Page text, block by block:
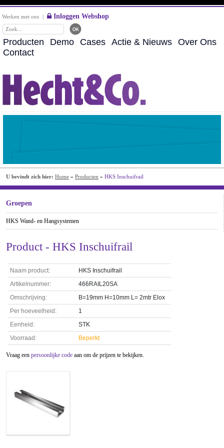
Werken met ons | Inloggen Webshop
Producten Demo Cases Actie & Nieuws Over Ons
Contact
U bevindt zich hier: Home » Producten » HKS Inschuifrail
Groepen
HKS Wand- en Hangsystemen
Product - HKS Inschuifrail
Naam product:
HKS Inschuifrail
Artikelnummer:
466RAIL20SA
Omschrijving:
B=19mm H=10mm L= 2mtr Elox
Per hoeveelheid:
1
Eenheid:
STK
Voorraad:
Beperkt
Vraag een persoonlijke code aan om de prijzen te bekijken.